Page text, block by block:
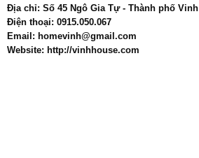
Địa chỉ: Số 45 Ngô Gia Tự - Thành phố Vinh
Điện thoại: 0915.050.067
Email: homevinh@gmail.com
Website: http://vinhhouse.com